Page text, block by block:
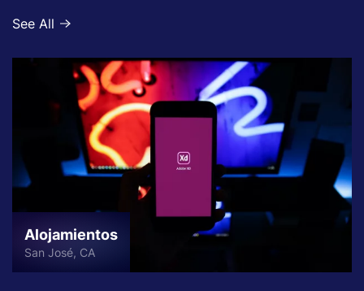
See All
Alojamientos
San José, CA